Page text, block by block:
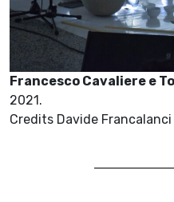
Francesco Cavaliere e
2021.
Credits Davide Francalanci